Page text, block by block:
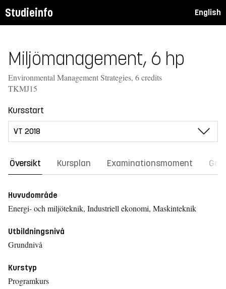
Studieinfo English
Miljömanagement, 6 hp
Environmental Management Strategies, 6 credits
TKMJ15
Kursstart
Översikt Kursplan Examinationsmoment
Huvudområde
Energi- och miljöteknik, Industriell ekonomi, Maskinteknik
Utbildningsnivå
Grundnivå
Kurstyp
Programkurs